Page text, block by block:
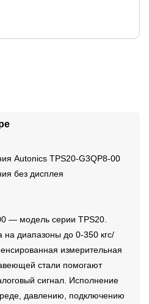
Autonics TPS20-G3QP8-00
без дисплея
— модель серии TPS20.
на диапазоны до 0-350 кгс/
измерительная
стали помогают
сигнал. Исполнение
давлению, подключению